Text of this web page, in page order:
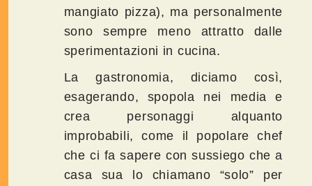
mangiato pizza), ma personalmente
sono sempre meno attratto dalle
sperimentazioni in cucina.
La gastronomia, diciamo così,
esagerando, spopola nei media e
crea personaggi alquanto
improbabili, come il popolare chef
che ci fa sapere con sussiego che a
casa sua lo chiamano “solo” per